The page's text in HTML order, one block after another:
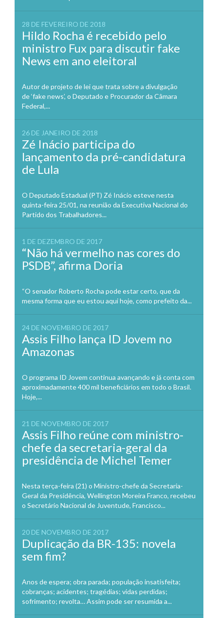
28 DE FEVEREIRO DE 2018
Hildo Rocha é recebido pelo
ministro Fux para discutir fake
News em ano eleitoral
Autor de projeto de lei que trata sobre a divulgação
de ‘fake news’, o Deputado e Procurador da Câmara
Federal,...
26 DE JANEIRO DE 2018
Zé Inácio participa do
lançamento da pré-candidatura
de Lula
O Deputado Estadual (PT) Zé Inácio esteve nesta
quinta-feira 25/01, na reunião da Executiva Nacional do
Partido dos Trabalhadores...
1 DE DEZEMBRO DE 2017
“Não há vermelho nas cores do
PSDB”, afirma Doria
“O senador Roberto Rocha pode estar certo, que da
mesma forma que eu estou aqui hoje, como prefeito da...
24 DE NOVEMBRO DE 2017
Assis Filho lança ID Jovem no
Amazonas
O programa ID Jovem continua avançando e já conta com
aproximadamente 400 mil beneficiários em todo o Brasil.
Hoje,...
21 DE NOVEMBRO DE 2017
Assis Filho reúne com ministro-
chefe da secretaria-geral da
presidência de Michel Temer
Nesta terça-feira (21) o Ministro-chefe da Secretaria-
Geral da Presidência, Wellington Moreira Franco, recebeu
o Secretário Nacional de Juventude, Francisco...
20 DE NOVEMBRO DE 2017
Duplicação da BR-135: novela
sem fim?
Anos de espera; obra parada; população insatisfeita;
cobranças; acidentes; tragédias; vidas perdidas;
sofrimento; revolta… Assim pode ser resumida a...